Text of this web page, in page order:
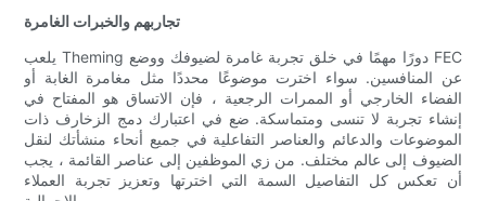
تجاربهم والخبرات الغامرة
يلعب Theming دورًا مهمًا في خلق تجربة غامرة لضيوفك ووضع FEC
عن المنافسين. سواء اخترت موضوعًا محددًا مثل مغامرة الغابة أو
الفضاء الخارجي أو الممرات الرجعية ، فإن الاتساق هو المفتاح في
إنشاء تجربة لا تنسى ومتماسكة. ضع في اعتبارك دمج الزخارف ذات
الموضوعات والدعائم والعناصر التفاعلية في جميع أنحاء منشأتك لنقل
الضيوف إلى عالم مختلف. من زي الموظفين إلى عناصر القائمة ، يجب
أن تعكس كل التفاصيل السمة التي اخترتها وتعزيز تجربة العملاء